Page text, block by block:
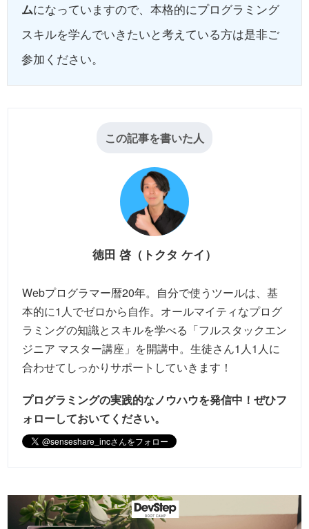
ムになっていますので、本格的にプログラミング
スキルを学んでいきたいと考えている方は是非ご
参加ください。
この記事を書いた人
徳田 啓（トクタ ケイ）
Webプログラマー暦20年。自分で使うツールは、基
本的に1人でゼロから自作。オールマイティなプログ
ラミングの知識とスキルを学べる「フルスタックエン
ジニア マスター講座」を開講中。生徒さん1人1人に
合わせてしっかりサポートしていきます！
プログラミングの実践的なノウハウを発信中！ ぜひフ
ォローしておいてください。